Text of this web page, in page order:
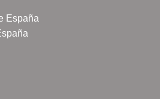
España